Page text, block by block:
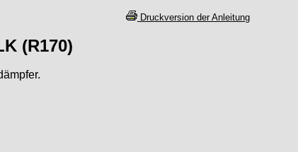
Druckversion der Anleitung
(R170)